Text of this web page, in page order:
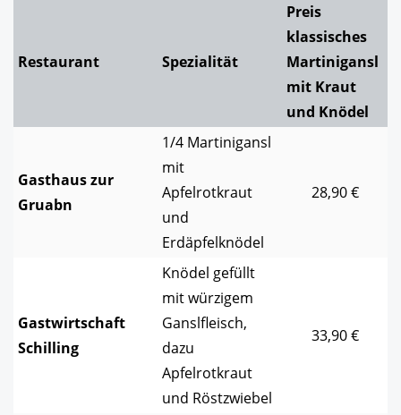
Restaurant Spezialität
Preis
klassisches
Martinigansl
mit Kraut
und Knödel
Gasthaus zur
Gruabn
1/4 Martinigansl
mit
Apfelrotkraut
und
Erdäpfelknödel
28,90 €
Gastwirtschaft
Schilling
Knödel gefüllt
mit würzigem
Ganslfleisch,
dazu
Apfelrotkraut
und Röstzwiebel
33,90 €